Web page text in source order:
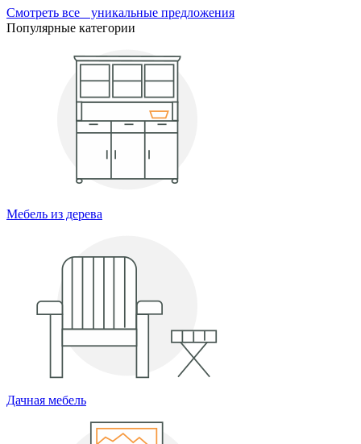
Смотреть все уникальные предложения
Популярные категории
Мебель из дерева
Дачная мебель